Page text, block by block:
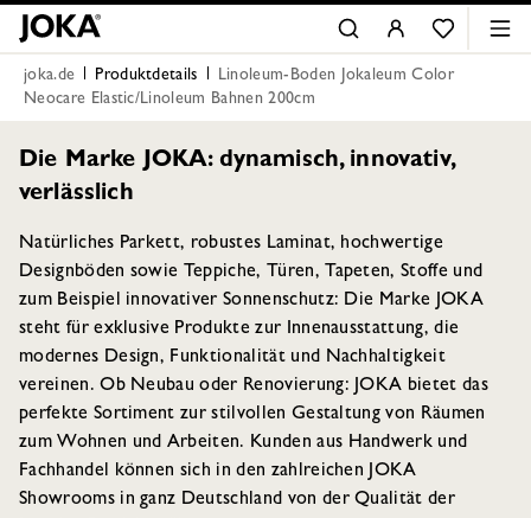
joka.de Produktdetails
Linoleum-Boden Jokaleum Color
Neocare Elastic/Linoleum Bahnen 200cm
Die Marke JOKA: dynamisch, innovativ,
verlässlich
Natürliches Parkett, robustes Laminat, hochwertige
Designböden sowie Teppiche, Türen, Tapeten, Stoffe und
zum Beispiel innovativer Sonnenschutz: Die Marke JOKA
steht für exklusive Produkte zur Innenausstattung, die
modernes Design, Funktionalität und Nachhaltigkeit
vereinen. Ob Neubau oder Renovierung: JOKA bietet das
perfekte Sortiment zur stilvollen Gestaltung von Räumen
zum Wohnen und Arbeiten. Kunden aus Handwerk und
Fachhandel können sich in den zahlreichen JOKA
Showrooms in ganz Deutschland von der Qualität der